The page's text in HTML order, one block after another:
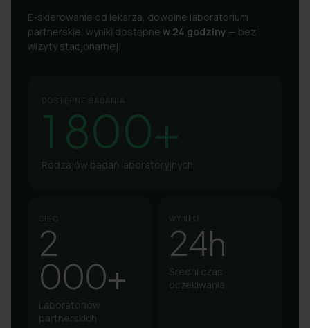
E-skierowanie od lekarza, dowolne laboratorium
partnerskie, wyniki dostępne w 24 godziny — bez
wizyty stacjonarnej.
DOSTĘPNE BADANIA
1 800+
Rodzajów badań laboratoryjnych
SIEĆ
2
000+
Laboratoriów
partnerskich
WYNIKI
24h
Średni czas
oczekiwania